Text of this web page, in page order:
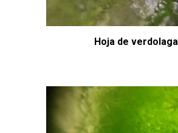
Hoja de verdolaga